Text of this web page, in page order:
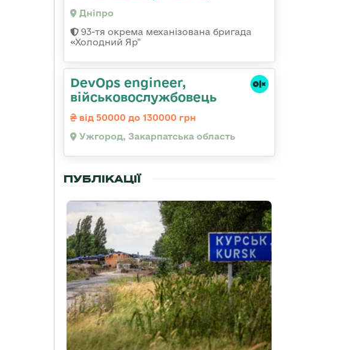
Дніпро
93-тя окрема механізована бригада
«Холодний Яр"
DevOps engineer,
військовослужбовець
від 50000 до 130000 грн
Ужгород, Закарпатська область
ПУБЛІКАЦІЇ